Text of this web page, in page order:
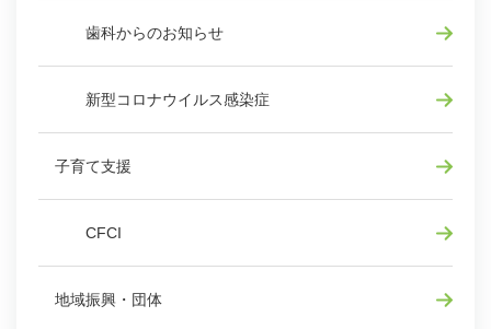
歯科からのお知らせ
新型コロナウイルス感染症
子育て支援
CFCI
地域振興・団体